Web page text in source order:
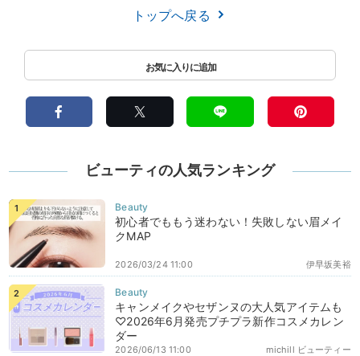
トップへ戻る
ビューティの人気ランキング
初心者でももう迷わない！失敗しない眉メイ
クMAP
伊早坂美裕
2026/03/24 11:00
キャンメイクやセザンヌの大人気アイテムも
♡2026年6月発売プチプラ新作コスメカレン
ダー
michill ビューティー
2026/06/13 11:00